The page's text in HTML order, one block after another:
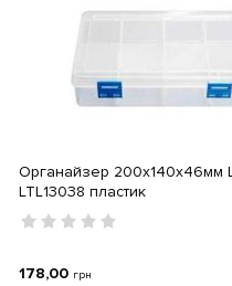
Органайзер 200х140х46мм
LTL13038 пластик
178,00 грн